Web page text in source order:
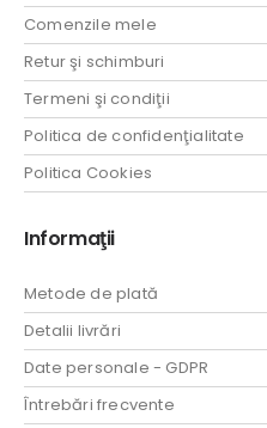
Comenzile mele
Retur şi schimburi
Termeni şi condiţii
Politica de confidenţialitate
Politica Cookies
Informaţii
Metode de plată
Detalii livrări
Date personale - GDPR
Întrebări frecvente